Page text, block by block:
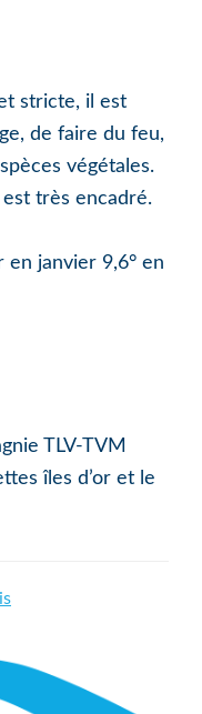
stricte, il est
de faire du feu,
végétales.
est très encadré.
en janvier 9,6° en
TLV-TVM
îles d’or et le